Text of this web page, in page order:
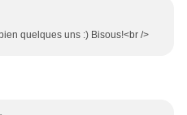
quelques uns :) Bisous!<br />